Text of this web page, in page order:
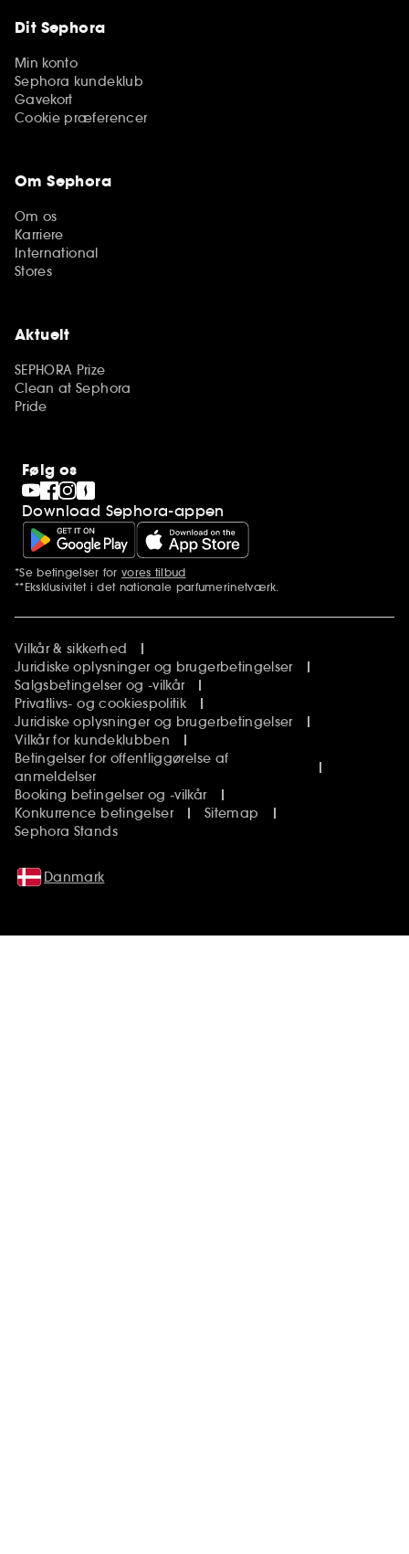
Dit Sephora
Min konto
Sephora kundeklub
Gavekort
Cookie præferencer
Om Sephora
Om os
Karriere
International
Stores
Aktuelt
SEPHORA Prize
Clean at Sephora
Pride
Følg os
Download Sephora-appen
Yderligere bemærkninger
*Se betingelser for vores tilbud
**Eksklusivitet i det nationale parfumerinetværk.
Vilkår & sikkerhed
Juridiske oplysninger og brugerbetingelser
Salgsbetingelser og -vilkår
Privatlivs- og cookiespolitik
Juridiske oplysninger og brugerbetingelser
Vilkår for kundeklubben
Betingelser for offentliggørelse af
anmeldelser
Booking betingelser og -vilkår
Konkurrence betingelser
Sitemap
Sephora Stands
Danmark